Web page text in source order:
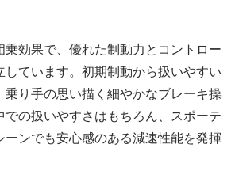
効果で、優れた制動力とコントロー
しています。初期制動から扱いやすい
り手の思い描く細やかなブレーキ操
の扱いやすさはもちろん、スポーテ
ーンでも安心感のある減速性能を発揮